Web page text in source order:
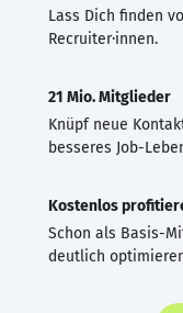
Lass Dich finden
Recruiter·innen.
21 Mio. Mitglieder
Knüpf neue
besseres Job-
Kostenlos
Schon als Basis-
deutlich